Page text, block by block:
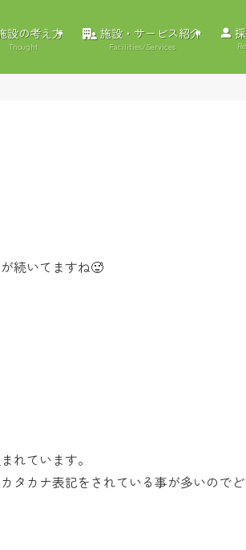
設の考え方
Thought
施設・サービス紹介
Facilities/Services
続いてますね🥵
れています。
タカナ表記をされている事が多いので